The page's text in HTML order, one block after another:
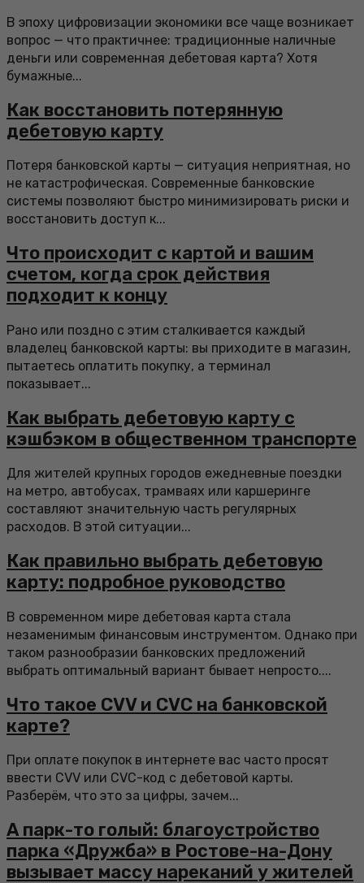
В эпоху цифровизации экономики все чаще возникает
вопрос — что практичнее: традиционные наличные
деньги или современная дебетовая карта? Хотя
бумажные...
Как восстановить потерянную
дебетовую карту
Потеря банковской карты — ситуация неприятная, но
не катастрофическая. Современные банковские
системы позволяют быстро минимизировать риски и
восстановить доступ к...
Что происходит с картой и вашим
счетом, когда срок действия
подходит к концу
Рано или поздно с этим сталкивается каждый
владелец банковской карты: вы приходите в магазин,
пытаетесь оплатить покупку, а терминал
показывает...
Как выбрать дебетовую карту с
кэшбэком в общественном транспорте
Для жителей крупных городов ежедневные поездки
на метро, автобусах, трамваях или каршеринге
составляют значительную часть регулярных
расходов. В этой ситуации...
Как правильно выбрать дебетовую
карту: подробное руководство
В современном мире дебетовая карта стала
незаменимым финансовым инструментом. Однако при
таком разнообразии банковских предложений
выбрать оптимальный вариант бывает непросто....
Что такое CVV и CVC на банковской
карте?
При оплате покупок в интернете вас часто просят
ввести CVV или CVC-код с дебетовой карты.
Разберём, что это за цифры, зачем...
А парк-то голый: благоустройство
парка «Дружба» в Ростове-на-Дону
вызывает массу нареканий у жителей